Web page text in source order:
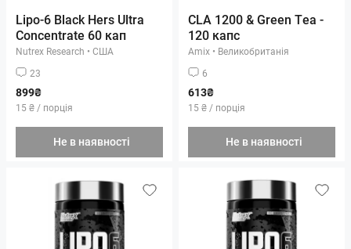
Lipo-6 Black Hers Ultra
Concentrate 60 кап
Nutrex Research • США
23
899₴
15 ₴ / порція
Не в наявності
CLA 1200 & Green Tea -
120 капс
Amix • Великобританія
6
613₴
15 ₴ / порція
Не в наявності